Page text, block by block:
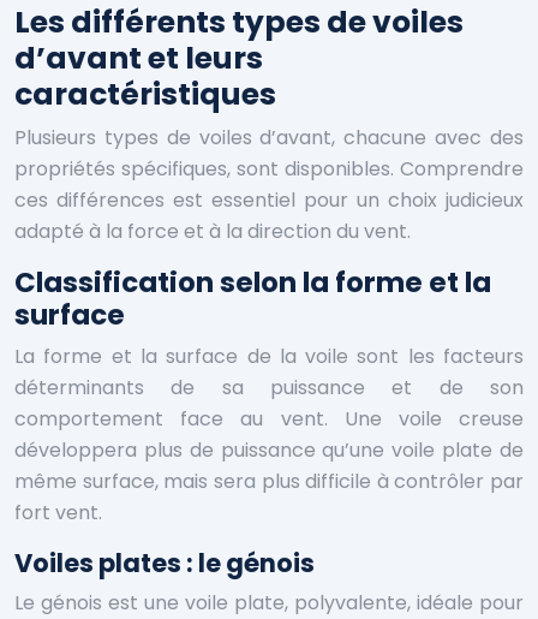
Les différents types de voiles
d’avant et leurs
caractéristiques
Plusieurs types de voiles d’avant, chacune avec des
propriétés spécifiques, sont disponibles. Comprendre
ces différences est essentiel pour un choix judicieux
adapté à la force et à la direction du vent.
Classification selon la forme et la
surface
La forme et la surface de la voile sont les facteurs
déterminants de sa puissance et de son
comportement face au vent. Une voile creuse
développera plus de puissance qu’une voile plate de
même surface, mais sera plus difficile à contrôler par
fort vent.
Voiles plates : le génois
Le génois est une voile plate, polyvalente, idéale pour